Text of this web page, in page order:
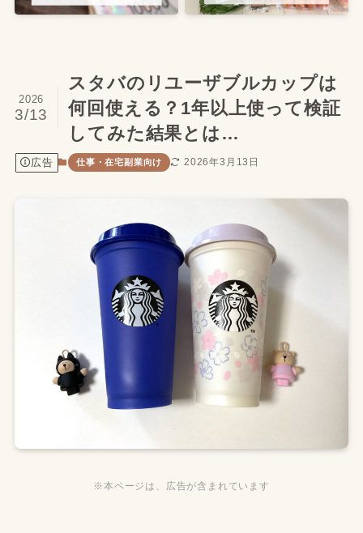
スタバのリユーザブルカップは
何回使える？1年以上使って検証
してみた結果とは…
2026
3/13
広告 仕事・在宅副業向け 2026年3月13日
※本ページは、広告が含まれています